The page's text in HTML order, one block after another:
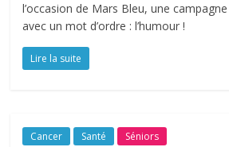
l’occasion de Mars Bleu, une
avec un mot d’ordre : l’humour !
Lire la suite
Cancer Santé Séniors